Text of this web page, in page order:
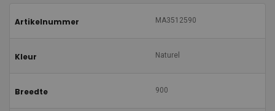
Artikelnummer MA3512590
Kleur Naturel
Breedte 900